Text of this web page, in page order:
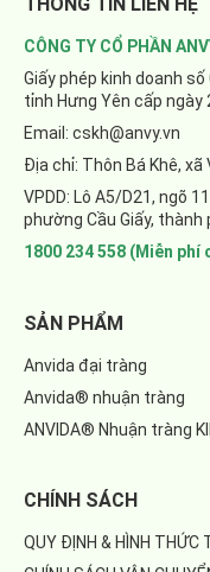
CÔNG TY CỔ PHẦN
Giấy phép kinh doanh
tỉnh Hưng Yên cấp
Email: cskh@anvy.vn
Địa chỉ: Thôn Bá Khê, xã
VPDD: Lô A5/D21, ngõ
phường Cầu Giấy, thành
1800 234 558 (Miễn phí
SẢN PHẨM
Anvida đại tràng
Anvida® nhuận tràng
ANVIDA® Nhuận tràng
CHÍNH SÁCH
QUY ĐỊNH & HÌNH THỨC